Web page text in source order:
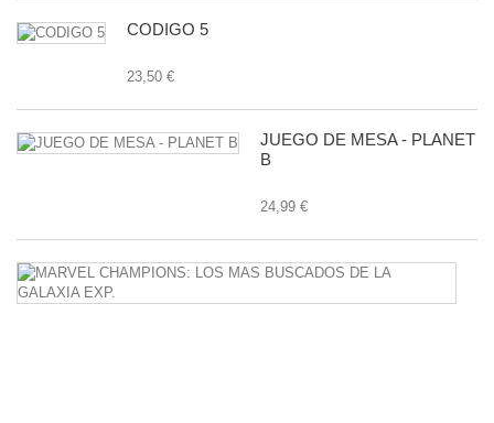
CODIGO 5
23,50 €
JUEGO DE MESA - PLANET
B
24,99 €